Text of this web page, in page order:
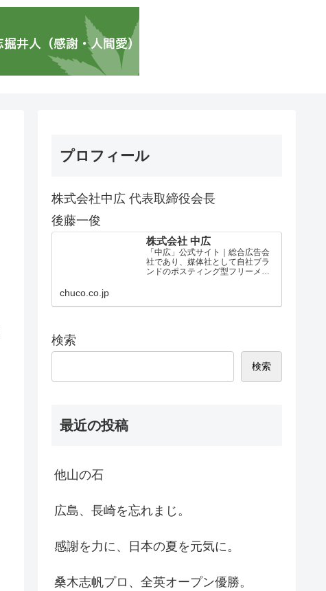
プロフィール
株式会社中広 代表取締役会長
後藤一俊
株式会社 中広
「中広」公式サイト｜総合広告会
社であり、媒体社として自社ブラ
ンドのポスティング型フリーメデ
chuco.co.jp
検索
検索
最近の投稿
他山の石
広島、長崎を忘れまじ。
感謝を力に、日本の夏を元気に。
桑木志帆プロ、全英オープン優勝。